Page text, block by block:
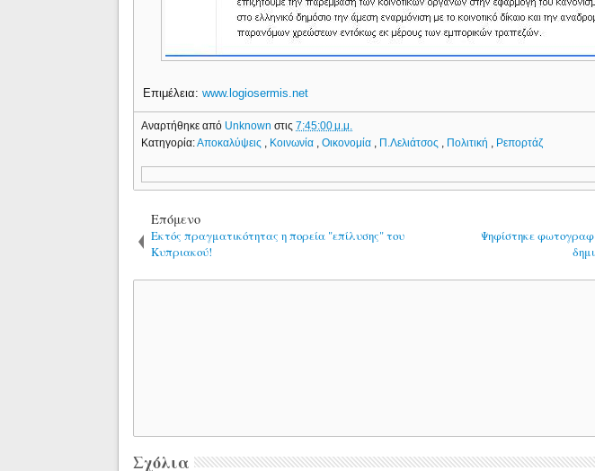
Επιμέλεια:www.logiosermis.net
Αναρτήθηκε από Unknownστις7:45:00 μ.μ.
Κατηγορία:Αποκαλύψεις Κοινωνία ,Οικονομία Π.Λελιάτσος Πολιτική Ρεπορτάζ
Επόμενο
Εκτός πραγματικότητας η πορεία "επίλυσης" του
Κυπριακού!
Ψηφίστηκε
Σχόλια